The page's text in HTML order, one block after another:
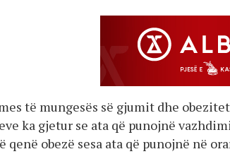
të mungesës së gjumit dhe
ka gjetur se ata që punojnë
qenë obezë sesa ata që punojnë në